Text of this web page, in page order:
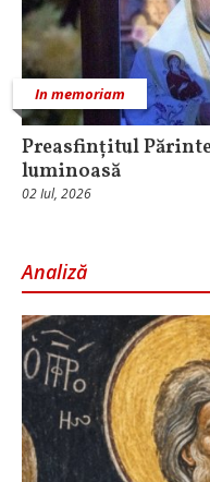
In memoriam
Preasfințitul
luminoasă
02 Iul, 2026
Analiză